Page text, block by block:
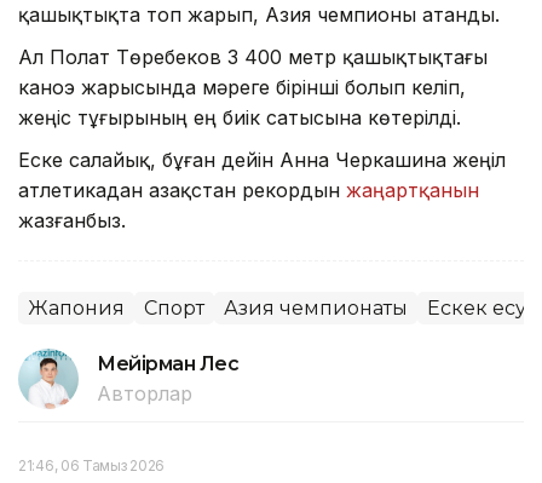
қашықтықта топ жарып, Азия чемпионы атанды.
Ал Полат Төребеков 3 400 метр қашықтықтағы
каноэ жарысында мәреге бірінші болып келіп,
жеңіс тұғырының ең биік сатысына көтерілді.
Еске салайық, бұған дейін Анна Черкашина жеңіл
атлетикадан Қазақстан рекордын жаңартқанын
жазғанбыз.
Жапония Спорт Азия чемпионаты Ескек есу
Мейірман Лес
Авторлар
21:46, 06 Тамыз 2026